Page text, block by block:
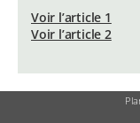
Voir l’article 1
Voir l’article 2